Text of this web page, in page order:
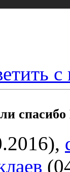
с